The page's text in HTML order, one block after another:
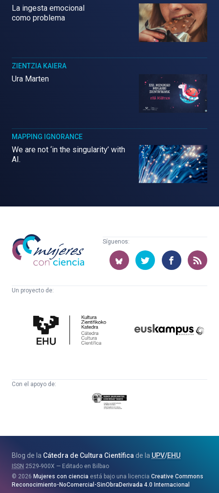
La ingesta emocional
como problema
ZIENTZIA KAIERA
Ura Marten
MAPPING IGNORANCE
We are not ‘in the singularity’ with
AI.
Mujeres
con
ciencia
Síguenos:
Un proyecto de:
Cultura
Científica
Con el apoyo de:
Eusko
Jaurlaritza
eta
Berrikuntza
Saila
Blog de la Cátedra de Cultura Científica de la UPV/EHU
ISSN 2529-900X
Editado en Bilbao
2026 Mujeres con ciencia está bajo una licencia Creative Commons
Reconocimiento-NoComercial-SinObraDerivada 4.0 Internacional